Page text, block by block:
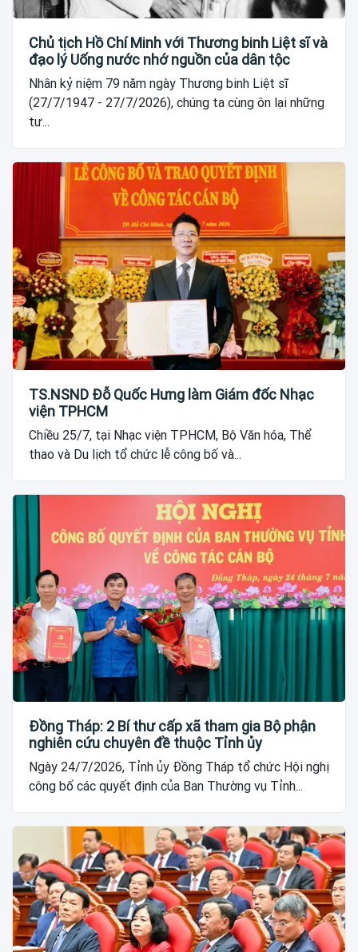
Chủ tịch Hồ Chí Minh với Thương binh Liệt sĩ và
đạo lý Uống nước nhớ nguồn của dân tộc
Nhân kỷ niệm 79 năm ngày Thương binh Liệt sĩ
(27/7/1947 - 27/7/2026), chúng ta cùng ôn lại những
tư...
TS.NSND Đỗ Quốc Hưng làm Giám đốc Nhạc
viện TPHCM
Chiều 25/7, tại Nhạc viện TPHCM, Bộ Văn hóa, Thể
thao và Du lịch tổ chức lễ công bố và...
Đồng Tháp: 2 Bí thư cấp xã tham gia Bộ phận
nghiên cứu chuyên đề thuộc Tỉnh ủy
Ngày 24/7/2026, Tỉnh ủy Đồng Tháp tổ chức Hội nghị
công bố các quyết định của Ban Thường vụ Tỉnh...